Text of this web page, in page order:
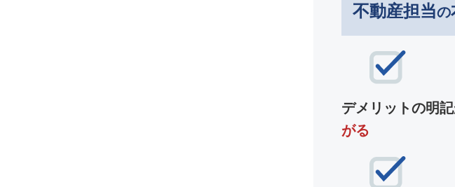
不動産担当の
デメリットの明
がる